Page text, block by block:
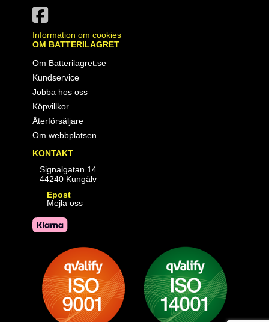
Information om cookies
OM BATTERILAGRET
Om Batterilagret.se
Kundservice
Jobba hos oss
Köpvillkor
Återförsäljare
Om webbplatsen
KONTAKT
Signalgatan 14
44240 Kungälv
Epost
Mejla oss